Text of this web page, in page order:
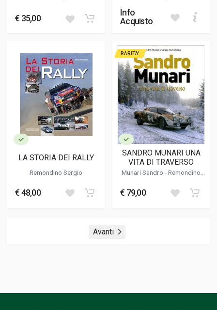
€ 35,00
Info
Acquisto
LA STORIA DEI RALLY
Remondino Sergio
€ 48,00
RARITA'
SANDRO MUNARI UNA
VITA DI TRAVERSO
Munari Sandro -Remondino
€ 79,00
Avanti